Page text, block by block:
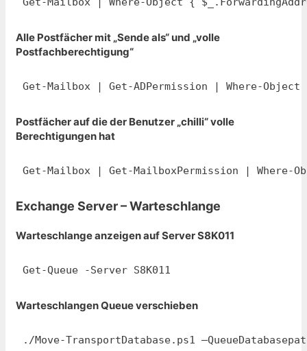
Alle Postfächer mit „Sende als“ und „volle
Postfachberechtigung“
Get-Mailbox | Get-ADPermission | Where-
Postfächer auf die der Benutzer „chilli“ volle
Berechtigungen hat
Get-Mailbox | Get-MailboxPermission |
Exchange Server – Warteschlange
Warteschlange anzeigen auf Server S8K011
Get-Queue -Server S8K011
Warteschlangen Queue verschieben
./Move-TransportDatabase.ps1